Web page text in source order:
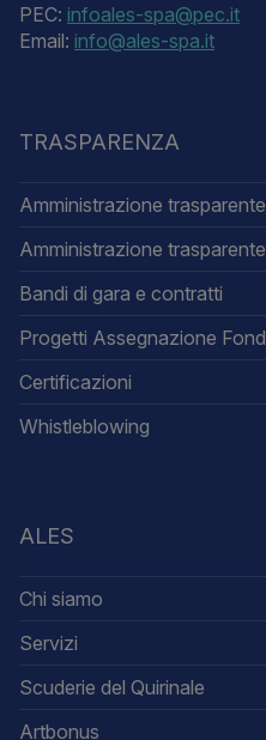
PEC: infoales-spa@pec.it
Email: info@ales-spa.it
TRASPARENZA
Amministrazione trasparente
Amministrazione
Bandi di gara e contratti
Progetti Assegnazione
Certificazioni
Whistleblowing
ALES
Chi siamo
Servizi
Scuderie del Quirinale
Artbonus